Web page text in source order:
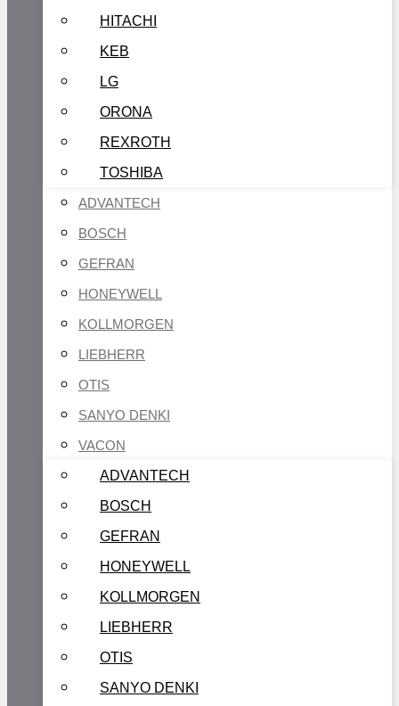
HITACHI
KEB
LG
ORONA
REXROTH
TOSHIBA
ADVANTECH
BOSCH
GEFRAN
HONEYWELL
KOLLMORGEN
LIEBHERR
OTIS
SANYO DENKI
VACON
ADVANTECH
BOSCH
GEFRAN
HONEYWELL
KOLLMORGEN
LIEBHERR
OTIS
SANYO DENKI